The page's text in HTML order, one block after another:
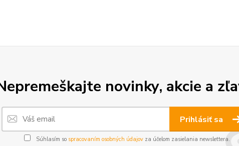
novinky, akcie a
Prihlásiť sa
Súhlasím so spracovaním osobných údajovza účelom zasielania newslettera.